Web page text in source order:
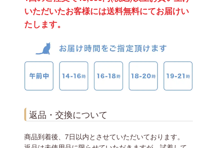
いただいたお客様には送料無料にてお届けい
たします。
返品・交換について
商品到着後、7日以内とさせていただいております。